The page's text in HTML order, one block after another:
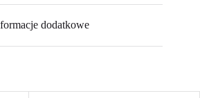
dodatkowe